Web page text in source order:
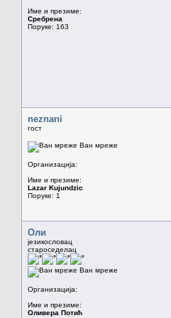
Име и презиме:
Сребрена
Поруке: 163
neznani
гост
Ван мреже
Организација:
Име и презиме:
Lazar Kujundzic
Поруке: 1
Оли
језикословац
староседелац
Ван мреже
Организација:
Име и презиме:
Оливера Потић